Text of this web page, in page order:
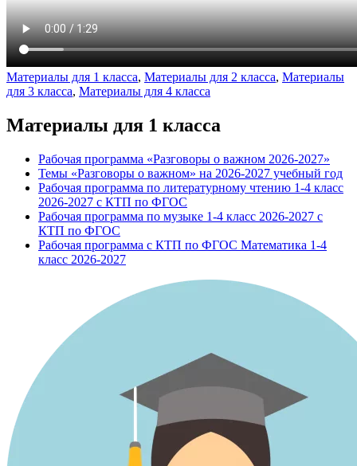
Материалы для 1 класса, Материалы для 2 класса, Материалы
для 3 класса, Материалы для 4 класса
Материалы для 1 класса
Рабочая программа «Разговоры о важном 2026-2027»
Темы «Разговоры о важном» на 2026-2027 учебный год
Рабочая программа по литературному чтению 1-4 класс
2026-2027 с КТП по ФГОС
Рабочая программа по музыке 1-4 класс 2026-2027 с
КТП по ФГОС
Рабочая программа с КТП по ФГОС Математика 1-4
класс 2026-2027